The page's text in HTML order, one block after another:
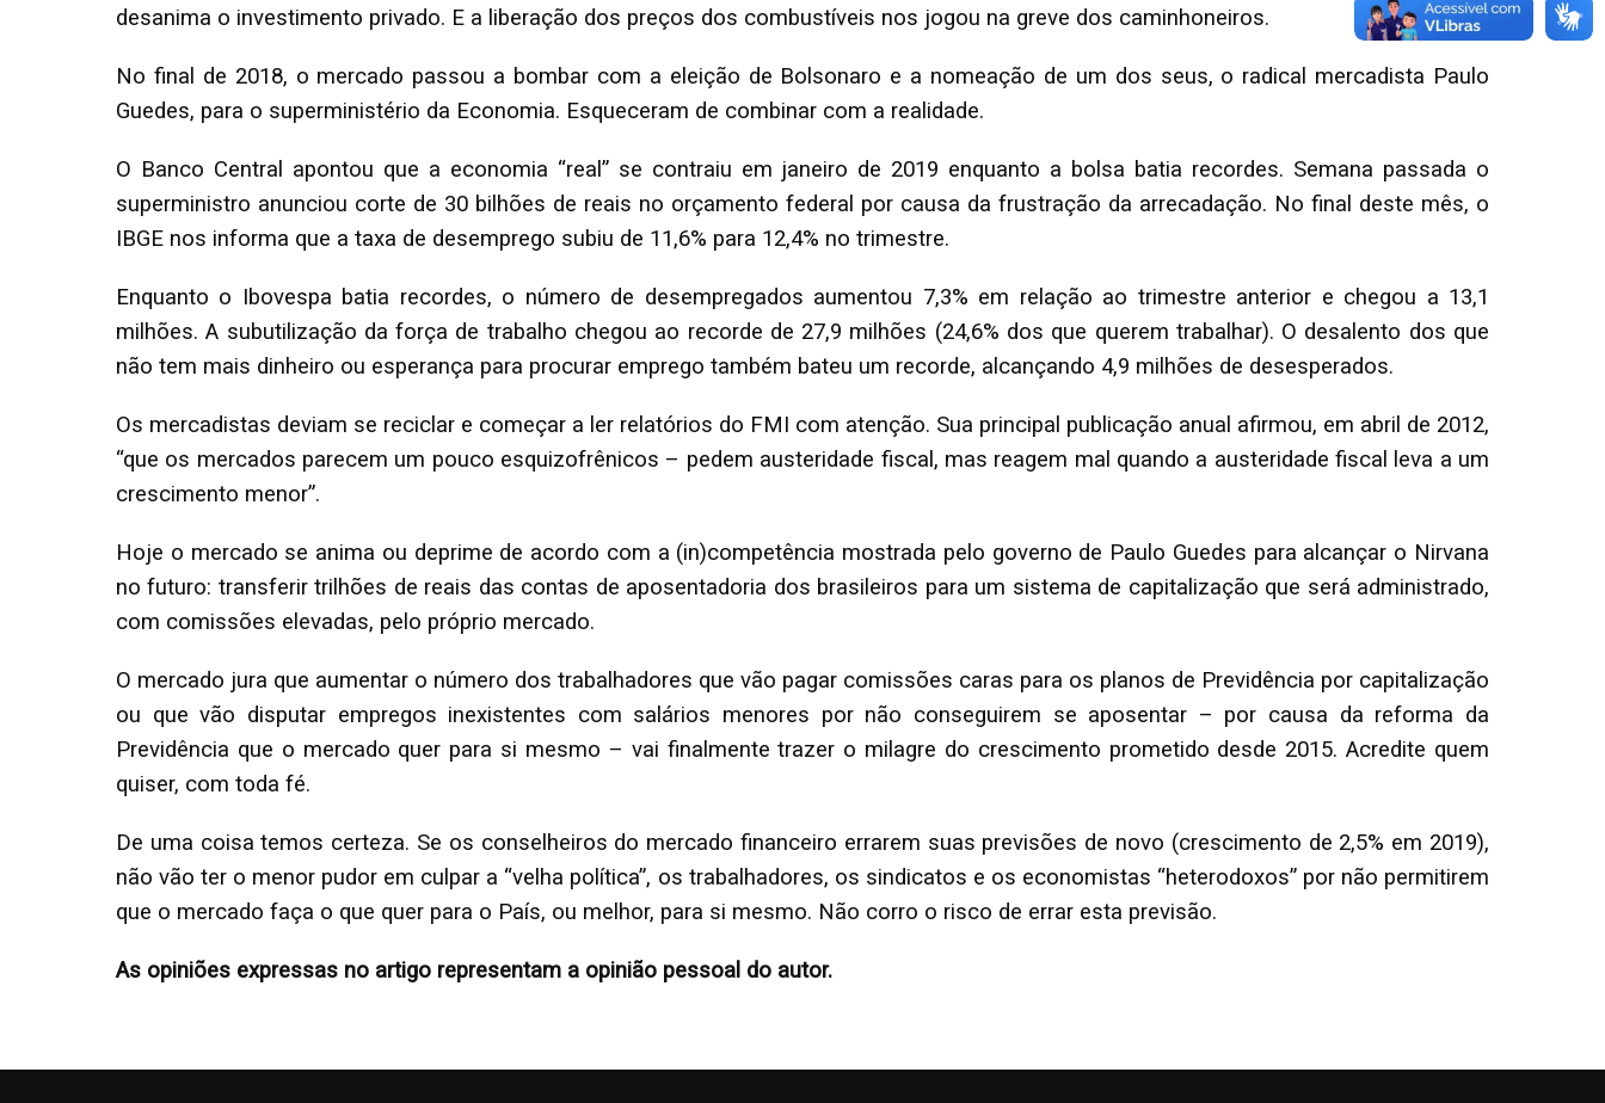
desanima o investimento privado. E a liberação dos preços dos combustíveis nos jogou na greve dos caminhoneiros.
No final de 2018, o mercado passou a bombar com a eleição de Bolsonaro e a nomeação de um dos seus, o radical mercadista Paulo
Guedes, para o superministério da Economia. Esqueceram de combinar com a realidade.
O Banco Central apontou que a economia “real” se contraiu em janeiro de 2019 enquanto a bolsa batia recordes. Semana passada o
superministro anunciou corte de 30 bilhões de reais no orçamento federal por causa da frustração da arrecadação. No final deste mês, o
IBGE nos informa que a taxa de desemprego subiu de 11,6% para 12,4% no trimestre.
Enquanto o Ibovespa batia recordes, o número de desempregados aumentou 7,3% em relação ao trimestre anterior e chegou a 13,1
milhões. A subutilização da força de trabalho chegou ao recorde de 27,9 milhões (24,6% dos que querem trabalhar). O desalento dos que
não tem mais dinheiro ou esperança para procurar emprego também bateu um recorde, alcançando 4,9 milhões de desesperados.
Os mercadistas deviam se reciclar e começar a ler relatórios do FMI com atenção. Sua principal publicação anual afirmou, em abril de 2012,
“que os mercados parecem um pouco esquizofrênicos – pedem austeridade fiscal, mas reagem mal quando a austeridade fiscal leva a um
crescimento menor”.
Hoje o mercado se anima ou deprime de acordo com a (in)competência mostrada pelo governo de Paulo Guedes para alcançar o Nirvana
no futuro: transferir trilhões de reais das contas de aposentadoria dos brasileiros para um sistema de capitalização que será administrado,
com comissões elevadas, pelo próprio mercado.
O mercado jura que aumentar o número dos trabalhadores que vão pagar comissões caras para os planos de Previdência por capitalização
ou que vão disputar empregos inexistentes com salários menores por não conseguirem se aposentar – por causa da reforma da
Previdência que o mercado quer para si mesmo – vai finalmente trazer o milagre do crescimento prometido desde 2015. Acredite quem
quiser, com toda fé.
De uma coisa temos certeza. Se os conselheiros do mercado financeiro errarem suas previsões de novo (crescimento de 2,5% em 2019),
não vão ter o menor pudor em culpar a “velha política”, os trabalhadores, os sindicatos e os economistas “heterodoxos” por não permitirem
que o mercado faça o que quer para o País, ou melhor, para si mesmo. Não corro o risco de errar esta previsão.
As opiniões expressas no artigo representam a opinião pessoal do autor.